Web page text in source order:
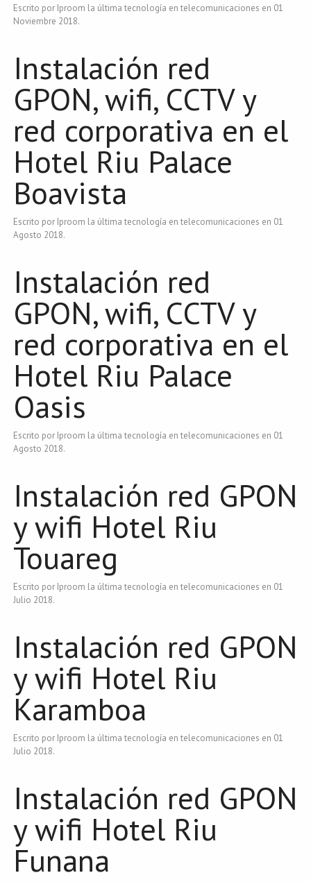
Escrito por Iproom la última tecnología en telecomunicaciones en 01
Noviembre 2018.
Instalación red
GPON, wifi, CCTV y
red corporativa en el
Hotel Riu Palace
Boavista
Escrito por Iproom la última tecnología en telecomunicaciones en 01
Agosto 2018.
Instalación red
GPON, wifi, CCTV y
red corporativa en el
Hotel Riu Palace
Oasis
Escrito por Iproom la última tecnología en telecomunicaciones en 01
Agosto 2018.
Instalación red GPON
y wifi Hotel Riu
Touareg
Escrito por Iproom la última tecnología en telecomunicaciones en 01
Julio 2018.
Instalación red GPON
y wifi Hotel Riu
Karamboa
Escrito por Iproom la última tecnología en telecomunicaciones en 01
Julio 2018.
Instalación red GPON
y wifi Hotel Riu
Funana